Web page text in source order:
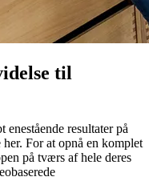
enestående resultater på
For at opnå en komplet